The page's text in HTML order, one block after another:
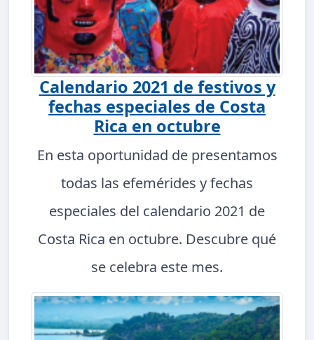
Calendario 2021 de festivos y
fechas especiales de Costa
Rica en octubre
En esta oportunidad de presentamos
todas las efemérides y fechas
especiales del calendario 2021 de
Costa Rica en octubre. Descubre qué
se celebra este mes.